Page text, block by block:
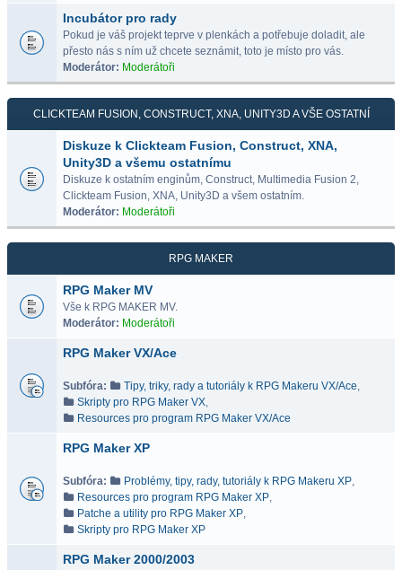
Incubátor pro rady
Pokud je váš projekt teprve v plenkách a potřebuje doladit, ale
přesto nás s ním už chcete seznámit, toto je místo pro vás.
Moderátor: Moderátoři
CLICKTEAM FUSION, CONSTRUCT, XNA, UNITY3D A VŠE OSTATNÍ
Diskuze k Clickteam Fusion, Construct, XNA,
Unity3D a všemu ostatnímu
Diskuze k ostatním enginům, Construct, Multimedia Fusion 2,
Clickteam Fusion, XNA, Unity3D a všem ostatním.
Moderátor: Moderátoři
RPG MAKER
RPG Maker MV
Vše k RPG MAKER MV.
Moderátor: Moderátoři
RPG Maker VX/Ace
Subfóra: Tipy, triky, rady a tutoriály k RPG Makeru VX/Ace,
Skripty pro RPG Maker VX,
Resources pro program RPG Maker VX/Ace
RPG Maker XP
Subfóra: Problémy, tipy, rady, tutoriály k RPG Makeru XP,
Resources pro program RPG Maker XP,
Patche a utility pro RPG Maker XP,
Skripty pro RPG Maker XP
RPG Maker 2000/2003